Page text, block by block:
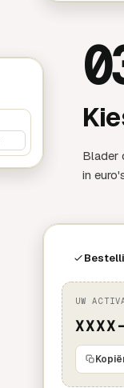
Blader
in
UW